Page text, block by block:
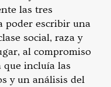
las tres
poder escribir una
social, raza y
al compromiso
incluía las
y un análisis del